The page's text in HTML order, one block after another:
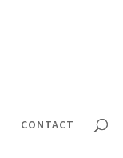
CONTACT